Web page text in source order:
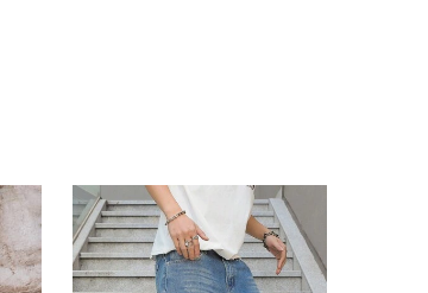
665K